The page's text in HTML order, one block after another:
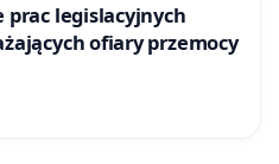
prac legislacyjnych
narażających ofiary przemocy